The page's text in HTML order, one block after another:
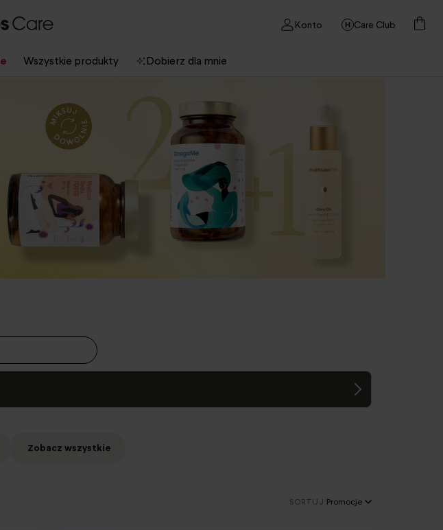
Care Club
Konto
Wszystkie produkty Dobierz dla mnie
Zobacz wszystkie
SORTUJ:Promocje